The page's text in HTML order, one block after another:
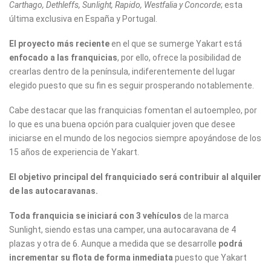
Carthago, Dethleffs, Sunlight, Rapido, Westfalia y Concorde; esta
última exclusiva en España y Portugal.
El proyecto más recienteen el que se sumerge Yakart está
enfocado a las franquicias, por ello, ofrece la posibilidad de
crearlas dentro de la península, indiferentemente del lugar
elegido puesto que su fin es seguir prosperando notablemente.
Cabe destacar que las franquicias fomentan el autoempleo, por
lo que es una buena opción para cualquier joven que desee
iniciarse en el mundo de los negocios siempre apoyándose de los
15 años de experiencia de Yakart.
El objetivo principal del franquiciado será contribuir al alquiler
de las autocaravanas.
Toda franquicia se iniciará con 3 vehículos de la marca
Sunlight, siendo estas una camper, una autocaravana de 4
plazas y otra de 6. Aunque a medida que se desarrolle podrá
incrementar su flota de forma inmediata puesto que Yakart